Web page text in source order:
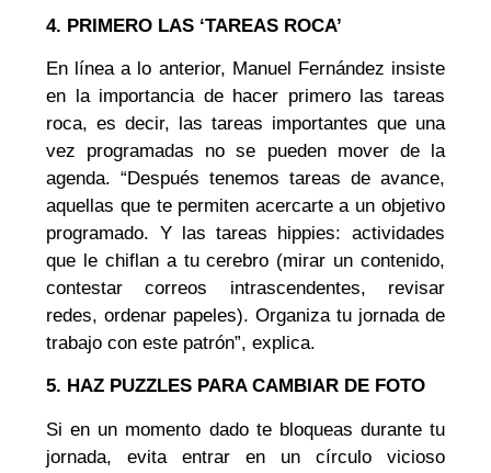
4. PRIMERO LAS ‘TAREAS ROCA’
En línea a lo anterior, Manuel Fernández insiste
en la importancia de hacer primero las tareas
roca, es decir, las tareas importantes que una
vez programadas no se pueden mover de la
agenda. “Después tenemos tareas de avance,
aquellas que te permiten acercarte a un objetivo
programado. Y las tareas hippies: actividades
que le chiflan a tu cerebro (mirar un contenido,
contestar correos intrascendentes, revisar
redes, ordenar papeles). Organiza tu jornada de
trabajo con este patrón”, explica.
5. HAZ PUZZLES PARA CAMBIAR DE FOTO
Si en un momento dado te bloqueas durante tu
jornada, evita entrar en un círculo vicioso